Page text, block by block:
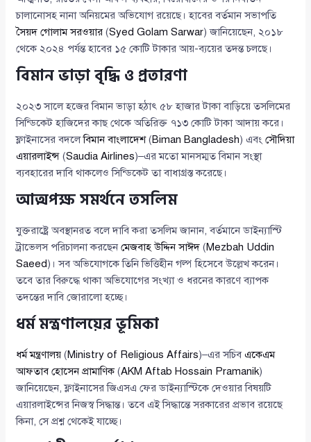
চালানোসহ নানা অনিয়মের অভিযোগ রয়েছে। হাবের বর্তমান সভাপতি
সৈয়দ গোলাম সরওয়ার (Syed Golam Sarwar) জানিয়েছেন, ২০১৮
থেকে ২০২৪ পর্যন্ত হাবের ১৫ কোটি টাকার আয়-ব্যয়ের তদন্ত চলছে।
বিমান ভাড়া বৃদ্ধি ও প্রতারণা
২০২৩ সালে হজের বিমান ভাড়া হঠাৎ ৫৮ হাজার টাকা বাড়িয়ে তসলিমের
সিন্ডিকেট হাজিদের কাছ থেকে অতিরিক্ত ৭১৩ কোটি টাকা আদায় করে।
ফ্লাইনাসের বদলেবিমান বাংলাদেশ(Biman Bangladesh) এবংসৌদিয়া
এয়ারলাইন্স (Saudia Airlines)–এর মতো মানসম্মত বিমান সংস্থা
ব্যবহারের দাবি থাকলেও সিন্ডিকেট তা বাধাগ্রস্ত করেছে।
আত্মপক্ষ সমর্থনে তসলিম
যুক্তরাষ্ট্রে অবস্থানরত বলে দাবি করা তসলিম জানান, বর্তমানে ডাইন্যাস্টি
ট্রাভেলস পরিচালনা করছেনমেজবাহ উদ্দিন সাঈদ (Mezbah Uddin
Saeed)। সব অভিযোগকে তিনি ভিত্তিহীন গল্প হিসেবে উল্লেখ করেন।
তবে তার বিরুদ্ধে থাকা অভিযোগের সংখ্যা ও ধরনের কারণে ব্যাপক
তদন্তের দাবি জোরালো হচ্ছে।
ধর্ম মন্ত্রণালয়ের ভূমিকা
ধর্ম মন্ত্রণালয় (Ministry of Religious Affairs)–এর সচিবএকেএম
আফতাব হোসেন প্রামাণিক(AKM Aftab Hossain Pramanik)
জানিয়েছেন, ফ্লাইনাসের জিএসএ ফের ডাইন্যাস্টিকে দেওয়ার বিষয়টি
এয়ারলাইন্সের নিজস্ব সিদ্ধান্ত। তবে এই সিদ্ধান্তে সরকারের প্রভাব রয়েছে
কিনা, সে প্রশ্ন থেকেই যাচ্ছে।